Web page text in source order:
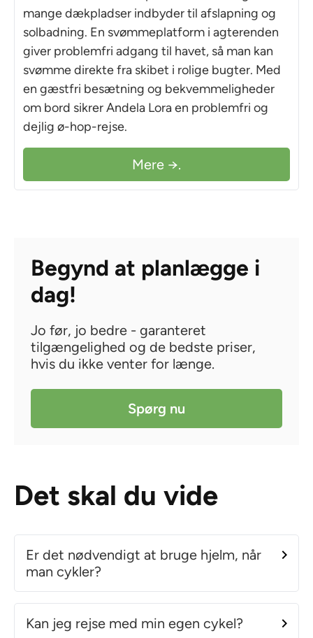
mange dækpladser indbyder til afslapning og
solbadning. En svømmeplatform i agterenden
giver problemfri adgang til havet, så man kan
svømme direkte fra skibet i rolige bugter. Med
en gæstfri besætning og bekvemmeligheder
om bord sikrer Andela Lora en problemfri og
dejlig ø-hop-rejse.
Mere →.
Begynd at planlægge i
dag!
Jo før, jo bedre - garanteret
tilgængelighed og de bedste priser,
hvis du ikke venter for længe.
Spørg nu
Det skal du vide
Er det nødvendigt at bruge hjelm, når
man cykler?
Kan jeg rejse med min egen cykel?